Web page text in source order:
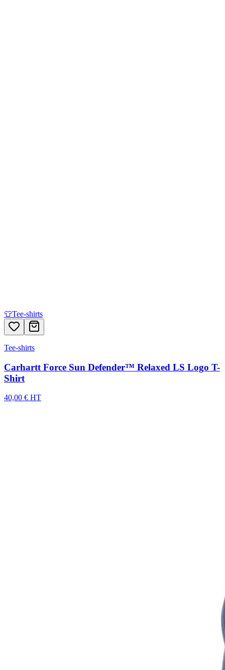
👕Tee-shirts
Tee-shirts
Carhartt Force Sun Defender™ Relaxed LS Logo T-
Shirt
40,00 € HT